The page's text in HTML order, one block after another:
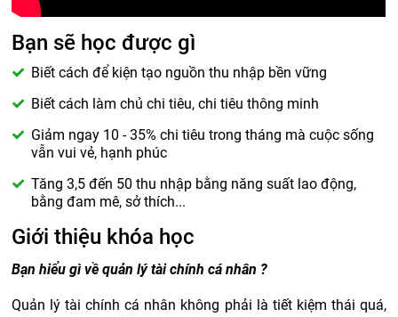
Bạn sẽ học được gì
Biết cách để kiện tạo nguồn thu nhập bền vững
Biết cách làm chủ chi tiêu, chi tiêu thông minh
Giảm ngay 10 - 35% chi tiêu trong tháng mà cuộc sống
vẫn vui vẻ, hạnh phúc
Tăng 3,5 đến 50 thu nhập bằng năng suất lao động,
bằng đam mê, sở thích...
Giới thiệu khóa học
Bạn hiểu gì về quản lý tài chính cá nhân ?
Quản lý tài chính cá nhân không phải là tiết kiệm thái quá,